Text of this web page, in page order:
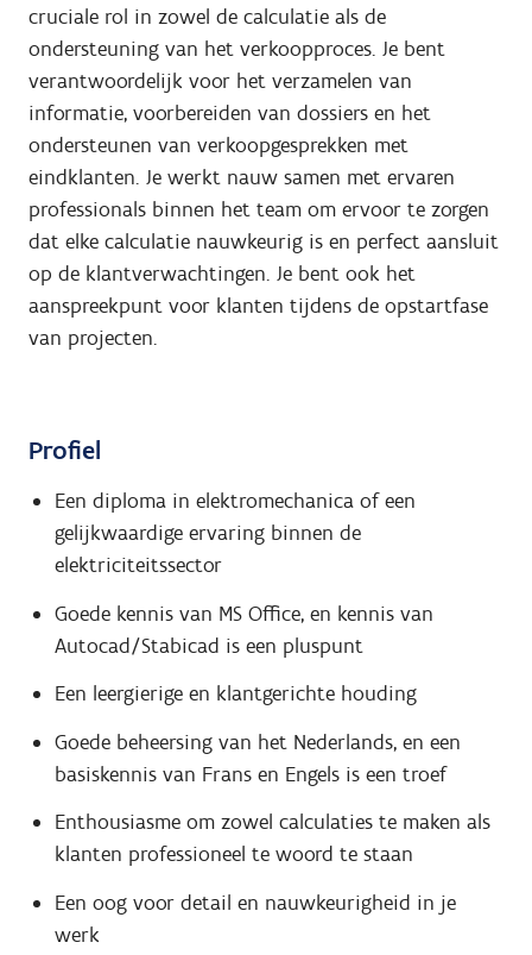
cruciale rol in zowel de calculatie als de
ondersteuning van het verkoopproces. Je bent
verantwoordelijk voor het verzamelen van
informatie, voorbereiden van dossiers en het
ondersteunen van verkoopgesprekken met
eindklanten. Je werkt nauw samen met ervaren
professionals binnen het team om ervoor te zorgen
dat elke calculatie nauwkeurig is en perfect aansluit
op de klantverwachtingen. Je bent ook het
aanspreekpunt voor klanten tijdens de opstartfase
van projecten.
Profiel
Een diploma in elektromechanica of een
gelijkwaardige ervaring binnen de
elektriciteitssector
Goede kennis van MS Office, en kennis van
Autocad/Stabicad is een pluspunt
Een leergierige en klantgerichte houding
Goede beheersing van het Nederlands, en een
basiskennis van Frans en Engels is een troef
Enthousiasme om zowel calculaties te maken als
klanten professioneel te woord te staan
Een oog voor detail en nauwkeurigheid in je
werk